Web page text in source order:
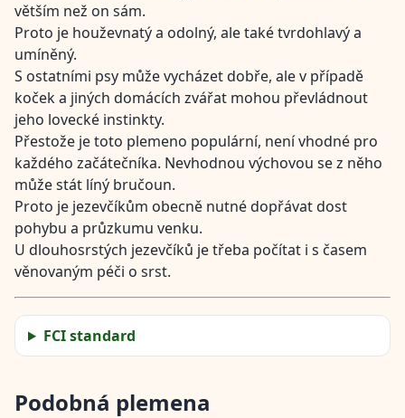
větším než on sám.
Proto je houževnatý a odolný, ale také tvrdohlavý a
umíněný.
S ostatními psy může vycházet dobře, ale v případě
koček a jiných domácích zvářat mohou převládnout
jeho lovecké instinkty.
Přestože je toto plemeno populární, není vhodné pro
každého začátečníka. Nevhodnou výchovou se z něho
může stát líný bručoun.
Proto je jezevčíkům obecně nutné dopřávat dost
pohybu a průzkumu venku.
U dlouhosrstých jezevčíků je třeba počítat i s časem
věnovaným péči o srst.
FCI standard
Podobná plemena